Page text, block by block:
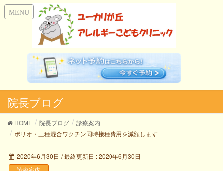
院長ブログ
HOME 院長ブログ
診療案内
ポリオ・三種混合ワクチン同時接種費用を減額します
2020年6月30日 / 最終更新日 :2020年6月30日
診療案内